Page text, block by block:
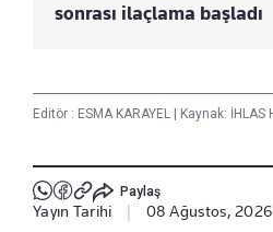
sonrası ilaçlama başladı
Editör : ESMA KARAYEL | Kaynak: İHLAS
Paylaş
Yayın Tarihi 08 Ağustos, 2026